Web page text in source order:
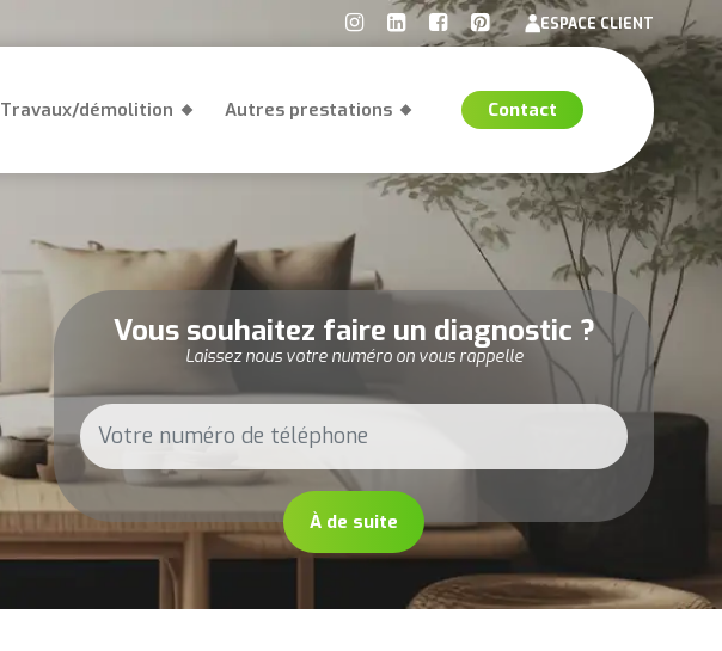
ESPACE CLIENT
Travaux/démolition Autres prestations Contact
Vous souhaitez faire un diagnostic ?
Laissez nous votre numéro on vous rappelle
À de suite